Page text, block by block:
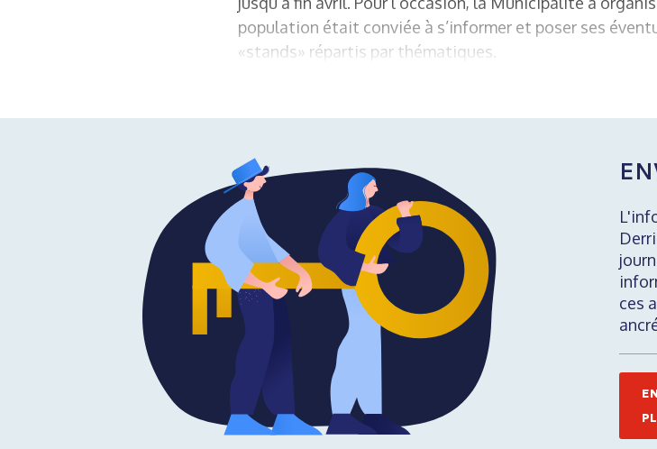
population était conviée à s’informer et poser ses
«stands» répartis par thématiques.
ces